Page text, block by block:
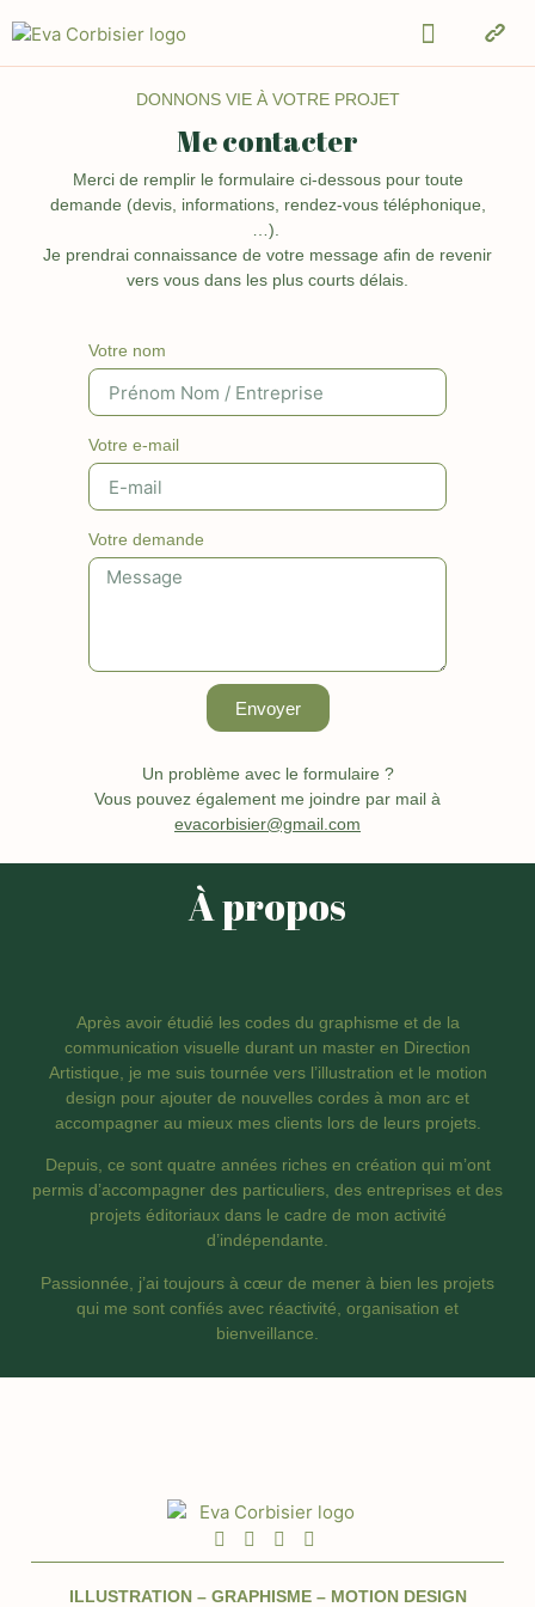
DONNONS VIE À VOTRE PROJET
Me contacter
Merci de remplir le formulaire ci-dessous pour toute
demande (devis, informations, rendez-vous téléphonique,
…).
Je prendrai connaissance de votre message afin de revenir
vers vous dans les plus courts délais.
Votre nom
Votre e-mail
Votre demande
Envoyer
Un problème avec le formulaire ?
Vous pouvez également me joindre par mail à
evacorbisier@gmail.com
À propos
Après avoir étudié les codes du graphisme et de la
communication visuelle durant un master en Direction
Artistique, je me suis tournée vers l’illustration et le motion
design pour ajouter de nouvelles cordes à mon arc et
accompagner au mieux mes clients lors de leurs projets.
Depuis, ce sont quatre années riches en création qui m’ont
permis d’accompagner des particuliers, des entreprises et des
projets éditoriaux dans le cadre de mon activité
d’indépendante.
Passionnée, j’ai toujours à cœur de mener à bien les projets
qui me sont confiés avec réactivité, organisation et
bienveillance.
ILLUSTRATION – GRAPHISME – MOTION DESIGN